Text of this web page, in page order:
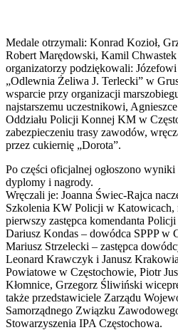
Medale otrzymali: Konrad Kozioł,
Robert Marędowski, Kamil
organizatorzy podziękowali:
„Odlewnia Żeliwa J. Terlecki” w
wsparcie przy organizacji
najstarszemu uczestnikowi,
Oddziału Policji Konnej KM w
zabezpieczeniu trasy zawodów,
przez cukiernię „Dorota”.
Po części oficjalnej ogłoszono
dyplomy i nagrody.
Wręczali je: Joanna Świec-Rajca
Szkolenia KW Policji w Katowicach,
pierwszy zastępca komendanta
Dariusz Kondas – dowódca SPPP w
Mariusz Strzelecki – zastępca
Leonard Krawczyk i Janusz
Powiatowe w Częstochowie, Piotr
Kłomnice, Grzegorz Śliwiński
także przedstawiciele Zarządu
Samorządnego Związku
Stowarzyszenia IPA Częstochowa.